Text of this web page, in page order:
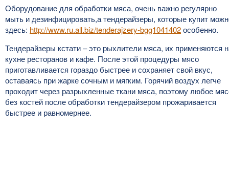
Оборудование для обработки мяса, очень важно регулярно
мыть и дезинфицировать,а тендерайзеры, которые купит
здесь: http://www.ru.all.biz/tenderajzery-bgg1041402особенно.
Тендерайзеры кстати – это рыхлители мяса, их применяются
кухне ресторанов и кафе. После этой процедуры мясо
приготавливается гораздо быстрее и сохраняет свой вкус,
оставаясь при жарке сочным и мягким. Горячий воздух легче
проходит через разрыхленные ткани мяса, поэтому любое
без костей после обработки тендерайзером прожаривается
быстрее и равномернее.